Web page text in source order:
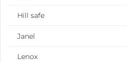
Hill safe
Janel
Lenox